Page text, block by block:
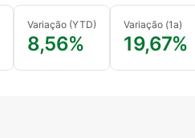
Variação (YTD)
8,56%
Variação (1a)
19,67%